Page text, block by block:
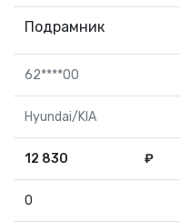
Подрамник
62****00
Hyundai/KIA
12 830 ₽
0